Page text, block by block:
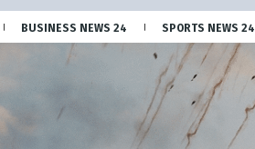
BUSINESS NEWS 24 SPORTS NEWS 24